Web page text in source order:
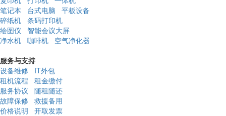
笔记本
台式电脑
平板设备
碎纸机 条码打印机
绘图仪
智能会议大屏
净水机 咖啡机
空气净化器
服务与支持
设备维修
IT外包
租机流程
租金缴付
服务协议
随租随还
故障保修 救援备用
价格说明
开取发票